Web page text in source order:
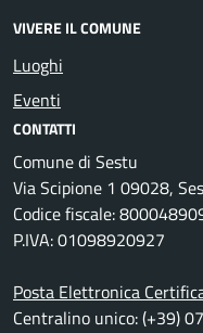
VIVERE IL COMUNE
Luoghi
Eventi
CONTATTI
Comune di Sestu
Via Scipione 1 09028,
Codice fiscale:
P.IVA: 01098920927
Posta Elettronica
Centralino unico: (+39)